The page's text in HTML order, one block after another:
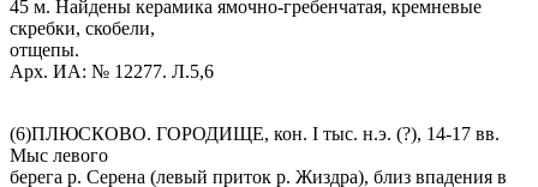
45 м. Найдены керамика ямочно-гребенчатая, кремневые
скребки, скобели,
отщепы.
Арх. ИА: № 12277. Л.5,6
(6)ПЛЮСКОВО. ГОРОДИЩЕ, кон. I тыс. н.э. (?), 14-17 вв.
Мыс левого
берега р. Серена (левый приток р. Жиздра), близ впадения в